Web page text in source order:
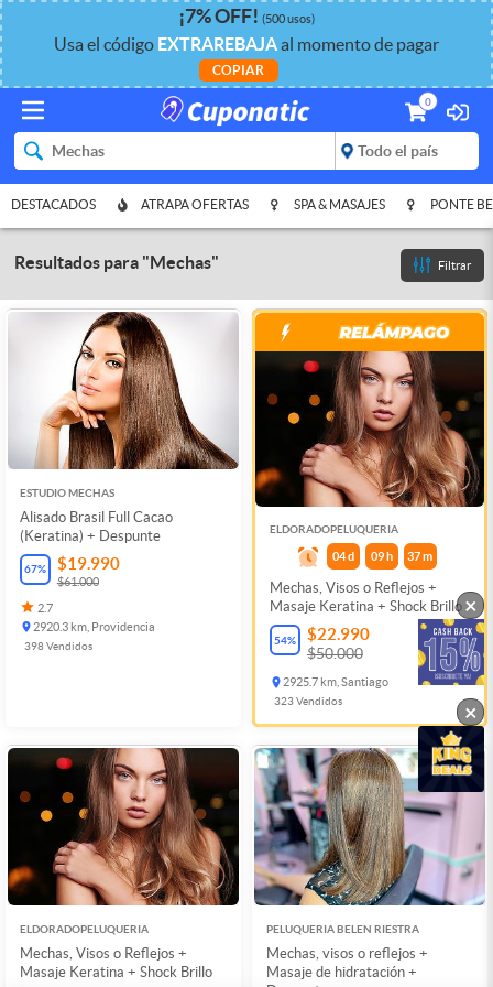
¡7%OFF! (500 usos)
Usa el código EXTRAREBAJAal momento de pagar
COPIAR
0
DESTACADOS ATRAPA OFERTAS SPA & MASAJES PONTE
Filtrar
Resultados para "Mechas"
ESTUDIO MECHAS
Alisado Brasil Full Cacao
(Keratina) + Despunte
67% $19.990
$61.000
2.7
2920.3 km, Providencia
398Vendidos
ELDORADOPELUQUERIA
04 d 09 h 37m
Mechas, Visos o Reflejos +
Masaje Keratina + Shock Brillo
54% $22.990
$50.000
2925.7 km, Santiago
323Vendidos
ELDORADOPELUQUERIA
Mechas, Visos o Reflejos +
Masaje Keratina + Shock Brillo
PELUQUERIA BELEN RIESTRA
Mechas, visos o reflejos +
Masaje de hidratación +
×
×